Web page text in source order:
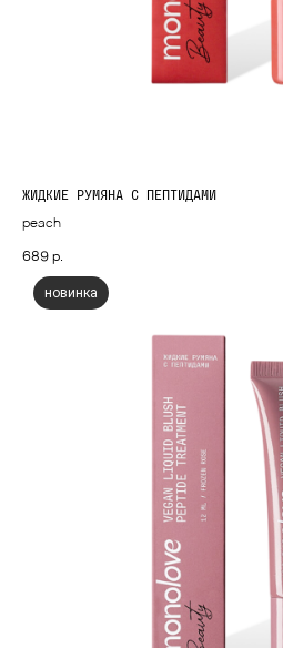
ЖИДКИЕ РУМЯНА С ПЕПТИДАМИ
peach
689р.
новинка